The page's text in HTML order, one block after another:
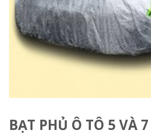
BẠT PHỦ Ô TÔ 5 VÀ